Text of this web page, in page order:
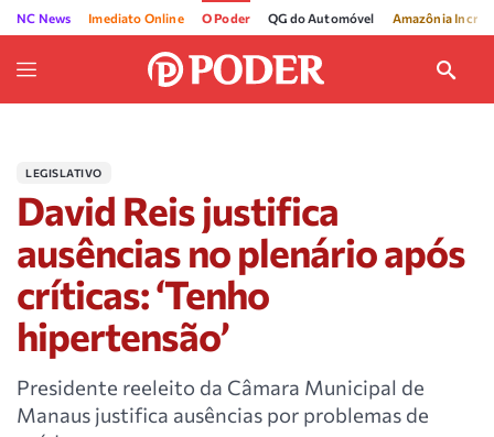
NC News Imediato Online O Poder QG do Automóvel Amazônia
LEGISLATIVO
David Reis justifica
ausências no plenário após
críticas: ‘Tenho
hipertensão’
Presidente reeleito da Câmara Municipal de
Manaus justifica ausências por problemas de